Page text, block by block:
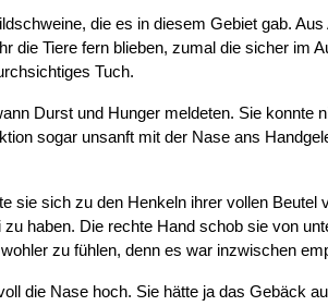
die es in diesem Gebiet gab.
die Tiere fern blieben, zumal die sicher im
Tuch.
Durst und Hunger meldeten. Sie konnte
sogar unsanft mit der Nase ans
sie sich zu den Henkeln ihrer vollen Beutel
haben. Die rechte Hand schob sie von
zu fühlen, denn es war inzwischen
die Nase hoch. Sie hätte ja das Gebäck